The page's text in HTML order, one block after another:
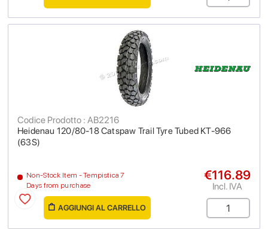
Heidenau 120/80-18 Catspaw Trail Tyre Tubed KT-966
(63S)
Codice Prodotto : AB2216
Non-Stock Item - Tempistica 7
Days from purchase
€116.89
Incl. IVA
AGGIUNGI AL CARRELLO